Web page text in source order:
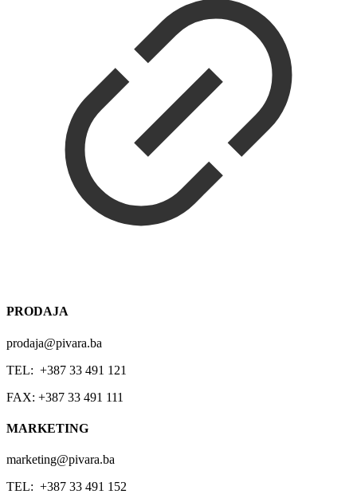
PRODAJA
prodaja@pivara.ba
TEL: +387 33 491 121
FAX: +387 33 491 111
MARKETING
marketing@pivara.ba
TEL: +387 33 491 152